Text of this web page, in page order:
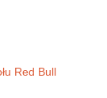
Red Bull